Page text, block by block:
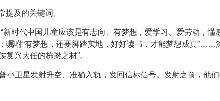
提及的关键词。
新时代中国儿童应该是有志向、有梦想，爱学习、爱劳动，懂
嘱咐“有梦想，还要脚踏实地，好好读书，才能梦想成真”……
兴大任的栋梁之材”。
小卫星发射升空、准确入轨，发回信标信号。发射之前，他